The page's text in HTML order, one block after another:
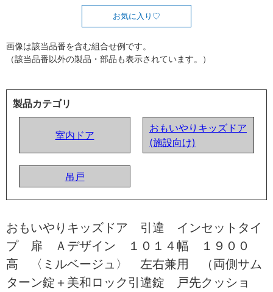
お気に入り
画像は該当品番を含む組合せ例です。
（該当品番以外の製品・部品も表示されています。）
製品カテゴリ
室内ドア
おもいやりキッズドア
(施設向け)
吊戸
おもいやりキッズドア 引違 インセットタイ
プ 扉 Ａデザイン １０１４幅 １９００
高 〈ミルベージュ〉 左右兼用 （両側サム
ターン錠＋美和ロック引違錠 戸先クッショ